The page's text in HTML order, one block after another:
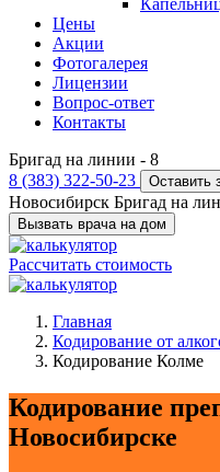
Цены
Акции
Фотогалерея
Лицензии
Вопрос-ответ
Контакты
Бригад на линии - 8
8 (383) 322-50-23
Оставить
Новосибирск Бригад на
Вызвать врача на дом
Рассчитать стоимость
Главная
Кодирование от
Кодирование Колме
Кодирование
Новосибирске